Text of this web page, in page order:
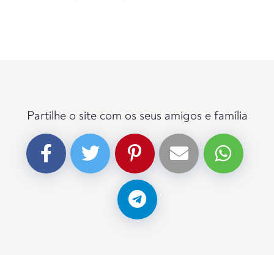
Partilhe o site com os seus amigos e família